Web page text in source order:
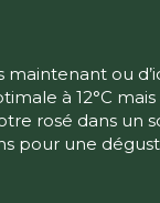
ou
à 12°C mais
rosé dans un
pour une